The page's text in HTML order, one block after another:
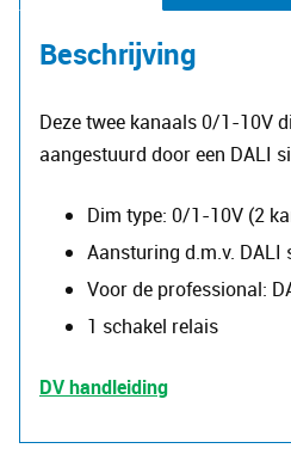
aantal
Beschrijving
Deze twee kanaals 0/1-10V
aangestuurd door een DALI
Dim type: 0/1-10V (2
Aansturing d.m.v. DALI
Voor de professional:
1 schakel relais
DV handleiding